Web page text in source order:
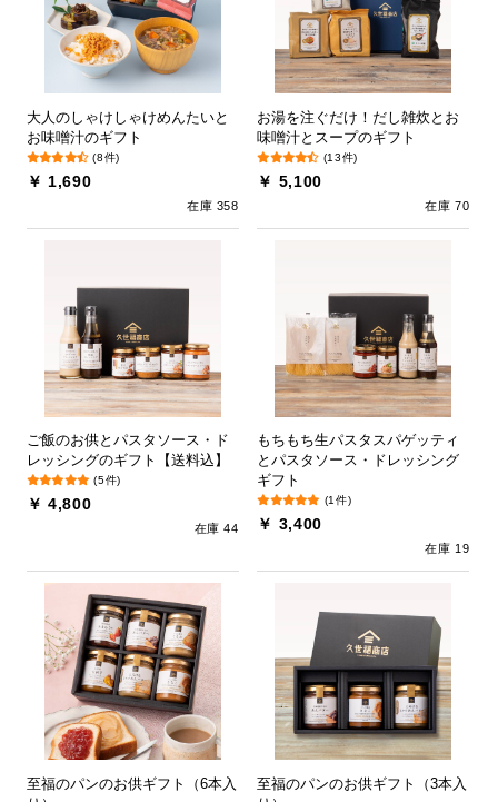
大人のしゃけしゃけめんたいと
お味噌汁のギフト
(8件)
￥ 1,690
在庫 358
お湯を注ぐだけ！だし雑炊とお
味噌汁とスープのギフト
(13件)
￥ 5,100
在庫 70
ご飯のお供とパスタソース・ド
レッシングのギフト【送料込】
(5件)
￥ 4,800
在庫 44
もちもち生パスタスパゲッティ
とパスタソース・ドレッシング
ギフト
(1件)
￥ 3,400
在庫 19
至福のパンのお供ギフト（6本入
至福のパンのお供ギフト（3本入